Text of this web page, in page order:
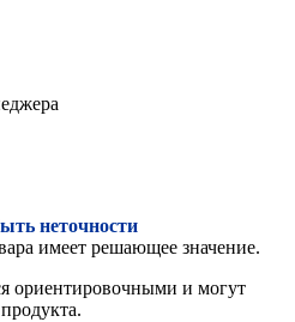
неточности
имеет решающее значение.
ориентировочными и могут